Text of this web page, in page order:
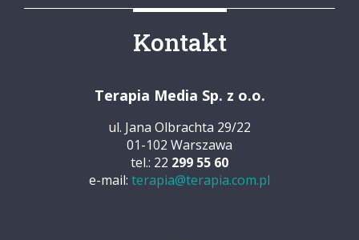
Kontakt
Terapia Media Sp. z o.o.
ul. Jana Olbrachta 29/22
01-102 Warszawa
tel.: 22 299 55 60
e-mail: terapia@terapia.com.pl